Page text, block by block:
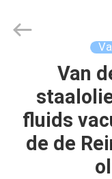
PRODUCTEN
ONGEVEER
Manufacture
Van
fluids
de de